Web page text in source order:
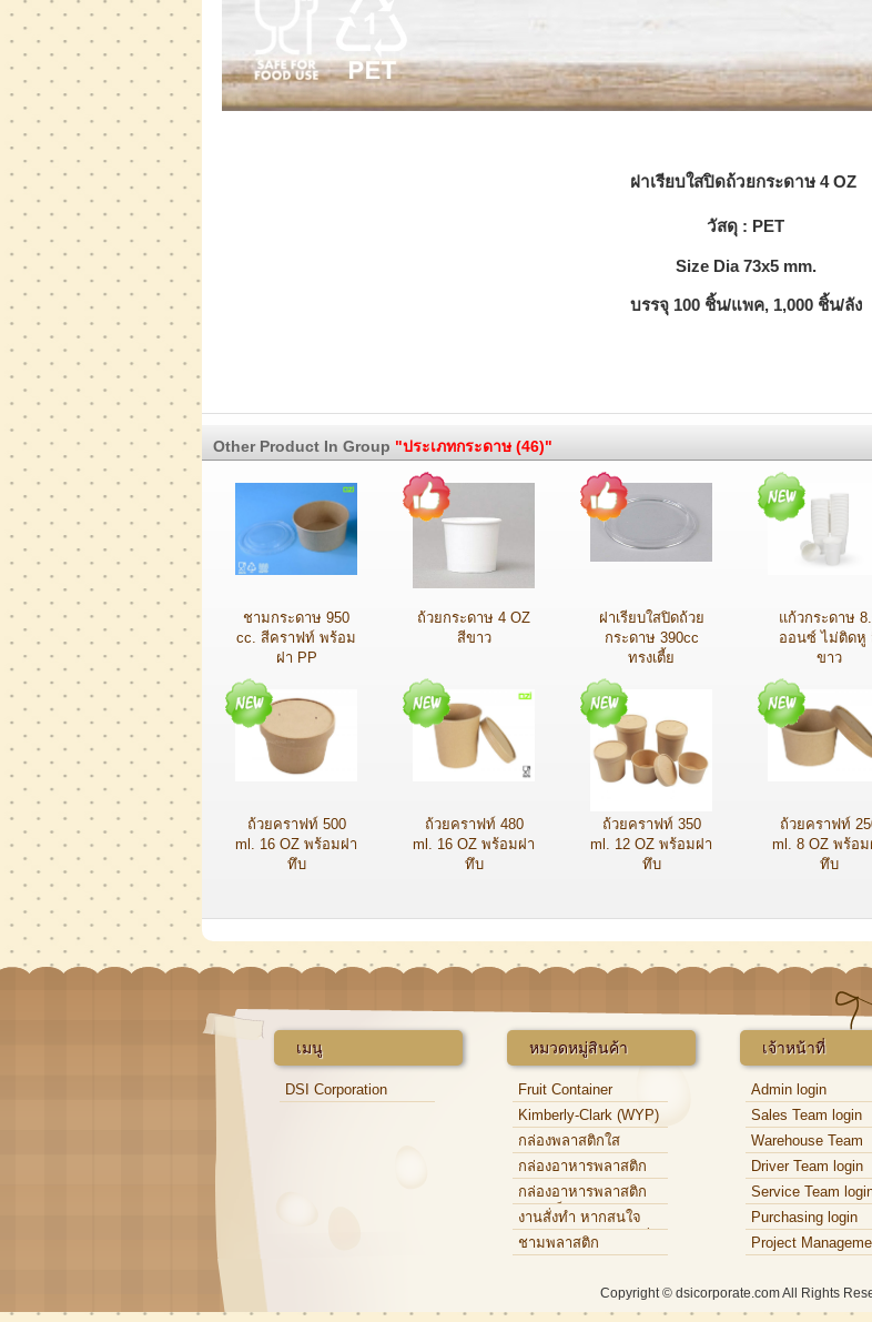
ฝาเรียบใสปิดถ้วยกระดาษ 4 OZ
วัสดุ : PET
Size Dia 73x5 mm.
บรรจุ 100 ชิ้น/แพค, 1,000 ชิ้น/ลัง
Other Product In Group "ประเภทกระดาษ (46)"
ชามกระดาษ 950
cc. สีคราฟท์ พร้อม
ฝา PP
ถ้วยกระดาษ 4 OZ
สีขาว
ฝาเรียบใสปิดถ้วย
กระดาษ 390cc
ทรงเตี้ย
แก้วกระดาษ
ออนซ์ ไม่ติดหู
ขาว
ถ้วยคราฟท์ 500
ml. 16 OZ พร้อมฝา
ทึบ
ถ้วยคราฟท์ 480
ml. 16 OZ พร้อมฝา
ทึบ
ถ้วยคราฟท์ 350
ml. 12 OZ พร้อมฝา
ทึบ
ถ้วยคราฟท์
ml. 8 OZ พร้อม
ทึบ
เมนู
DSI Corporation
หมวดหมู่สินค้า
Fruit Container
Kimberly-Clark (WYP)
กล่องพลาสติกใส
กล่องอาหารพลาสติก
กล่องอาหารพลาสติก
แบบแข็ง
งานสั่งทำ หากสนใจ
กรุณาติดต่อเจ้าหน้าที่
ชามพลาสติก
เจ้าหน้าที่
Admin login
Sales Team login
Warehouse Team
login
Driver Team login
Service Team
Purchasing login
Project
Copyright © dsicorporate.com All Rights